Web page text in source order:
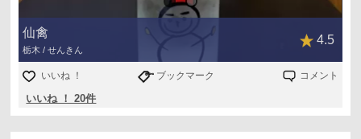
仙禽
栃木 / せんきん
4.5
いいね ！ ブックマーク コメント
いいね ！ 20件